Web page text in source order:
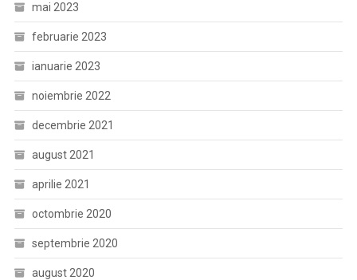
mai 2023
februarie 2023
ianuarie 2023
noiembrie 2022
decembrie 2021
august 2021
aprilie 2021
octombrie 2020
septembrie 2020
august 2020